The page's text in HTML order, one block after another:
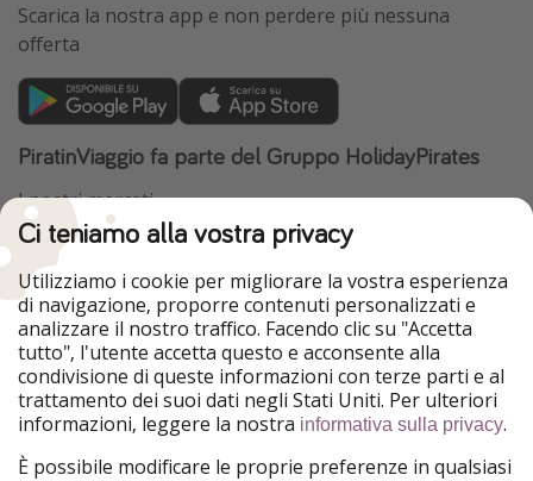
Scarica la nostra app e non perdere più nessuna
offerta
PiratinViaggio fa parte del Gruppo HolidayPirates
I nostri mercati
HolidayPirates
VakantiePiraten
WakacyjniPiraci
Ferienpiraten
Urlaubspiraten
Urlaubspiraten
ViajerosPiratas
TravelPirates
Il nostro gruppo
HolidayPirates Group
Conoscici meglio Informazioni legali
Ci teniamo alla vostra privacy
Utilizziamo i cookie per migliorare la vostra esperienza
di navigazione, proporre contenuti personalizzati e
analizzare il nostro traffico. Facendo clic su "Accetta
tutto", l'utente accetta questo e acconsente alla
condivisione di queste informazioni con terze parti e al
trattamento dei suoi dati negli Stati Uniti. Per ulteriori
informazioni, leggere la nostra informativa sulla privacy.
È possibile modificare le proprie preferenze in qualsiasi